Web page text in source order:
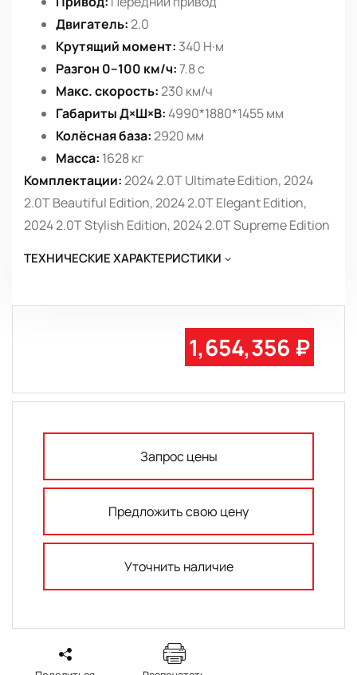
Привод: Передний привод
Двигатель:2.0
Крутящий момент: 340 Н·м
Разгон 0–100 км/ч: 7.8 с
Макс. скорость:230 км/ч
Габариты Д×Ш×В: 4990*1880*1455 мм
Колёсная база:2920 мм
Масса: 1628 кг
Комплектации:2024 2.0T Ultimate Edition, 2024
2.0T Beautiful Edition, 2024 2.0T Elegant Edition,
2024 2.0T Stylish Edition, 2024 2.0T Supreme Edition
ТЕХНИЧЕСКИЕ ХАРАКТЕРИСТИКИ
1,654,356 ₽
Запрос цены
Предложить свою цену
Уточнить наличие